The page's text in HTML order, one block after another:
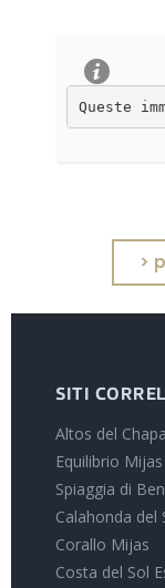
Queste
>
SITI
Altos del
Equilibrio Mijas
Spiaggia di
Calahonda del
Corallo Mijas
Costa del Sol